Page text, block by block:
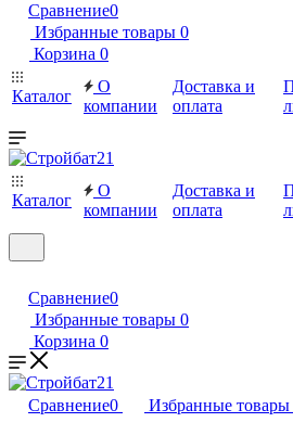
Сравнение0
Избранные товары 0
Корзина 0
Каталог
О
компании
Доставка и
оплата
Каталог
О
компании
Доставка и
оплата
Сравнение0
Избранные товары 0
Корзина 0
Сравнение0 Избранные товары